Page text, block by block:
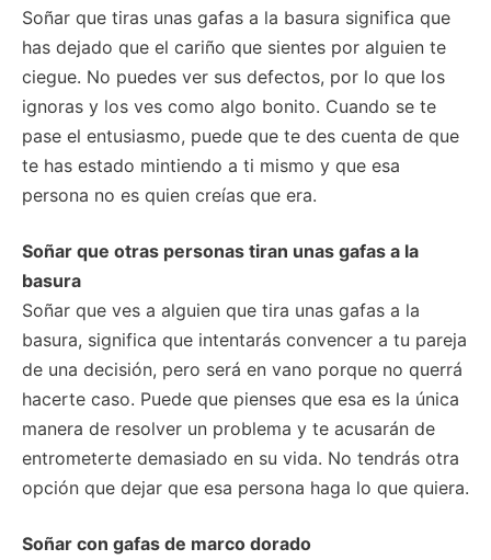
Soñar que tiras unas gafas a la basura significa que
has dejado que el cariño que sientes por alguien te
ciegue. No puedes ver sus defectos, por lo que los
ignoras y los ves como algo bonito. Cuando se te
pase el entusiasmo, puede que te des cuenta de que
te has estado mintiendo a ti mismo y que esa
persona no es quien creías que era.
Soñar que otras personas tiran unas gafas a la
basura
Soñar que ves a alguien que tira unas gafas a la
basura, significa que intentarás convencer a tu pareja
de una decisión, pero será en vano porque no querrá
hacerte caso. Puede que pienses que esa es la única
manera de resolver un problema y te acusarán de
entrometerte demasiado en su vida. No tendrás otra
opción que dejar que esa persona haga lo que quiera.
Soñar con gafas de marco dorado